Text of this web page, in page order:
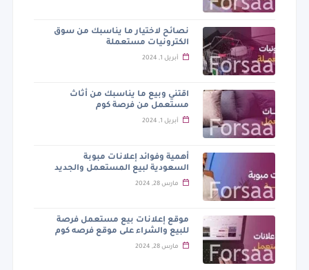
نصائح لاختيار ما يناسبك من سوق
الكترونيات مستعملة
أبريل 1, 2024
اقتني وبيع ما يناسبك من أثاث
مستعمل من فرصة كوم
أبريل 1, 2024
أهمية وفوائد إعلانات مبوبة
السعودية لبيع المستعمل والجديد
مارس 28, 2024
موقع إعلانات بيع مستعمل فرصة
للبيع والشراء على موقع فرصه كوم
مارس 28, 2024